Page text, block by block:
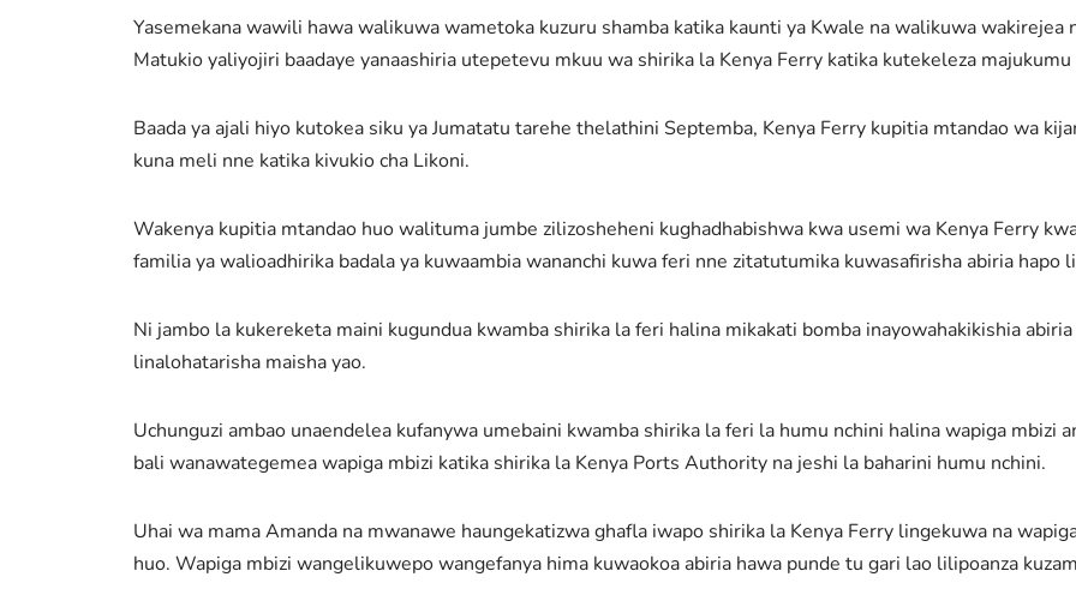
Yasemekana wawili hawa walikuwa wametoka kuzuru shamba katika kaunti ya Kwale na walikuwa wakirejea
Matukio yaliyojiri baadaye yanaashiria utepetevu mkuu wa shirika la Kenya Ferry katika kutekeleza
Baada ya ajali hiyo kutokea siku ya Jumatatu tarehe thelathini Septemba, Kenya Ferry kupitia mtandao wa
kuna meli nne katika kivukio cha Likoni.
Wakenya kupitia mtandao huo walituma jumbe zilizosheheni kughadhabishwa kwa usemi wa Kenya Ferry
familia ya walioadhirika badala ya kuwaambia wananchi kuwa feri nne zitatutumika kuwasafirisha abiria hapo
Ni jambo la kukereketa maini kugundua kwamba shirika la feri halina mikakati bomba inayowahakikishia
linalohatarisha maisha yao.
Uchunguzi ambao unaendelea kufanywa umebaini kwamba shirika la feri la humu nchini halina wapiga mbizi
bali wanawategemea wapiga mbizi katika shirika la Kenya Ports Authority na jeshi la baharini humu nchini.
Uhai wa mama Amanda na mwanawe haungekatizwa ghafla iwapo shirika la Kenya Ferry lingekuwa na
huo. Wapiga mbizi wangelikuwepo wangefanya hima kuwaokoa abiria hawa punde tu gari lao lilipoanza